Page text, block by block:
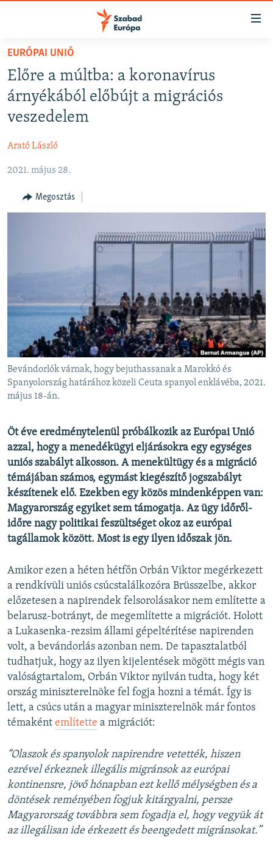
Akadálymentes
Ugrás
fő
oldalra
tartalomjegyzékre
NAPIRENDEN
AKTUÁLIS
PODCASTOK
ELEMZŐ
NER15
SZABADON
VILÁG
KLÍMAVÁLTOZÁS
A MÚLT TANULSÁGAI
KÖVESSEN MINKET!
Valamennyi RFE/RL weboldal
EURÓPAI UNIÓ
Előre a múltba: a koronavírus
árnyékából előbújt a migrációs
veszedelem
Arató László
2021. május 28.
Megosztás
Bevándorlók várnak, hogy bejuthassanak a Marokkó és
Spanyolország határához közeli Ceuta spanyol enklávéba, 2021.
május 18-án.
Öt éve eredménytelenül próbálkozik az Európai Unió
azzal, hogy a menedékügyi eljárásokra egy egységes
uniós szabályt alkosson. A menekültügy és a migráció
témájában számos, egymást kiegészítő jogszabályt
készítenek elő. Ezekben egy közös mindenképpen van:
Magyarország egyiket sem támogatja. Az ügy időről-
időre nagy politikai feszültséget okoz az európai
tagállamok között. Most is egy ilyen időszak jön.
Amikor ezen a héten hétfőn Orbán Viktor megérkezett
a rendkívüli uniós csúcstalálkozóra Brüsszelbe, akkor
előzetesen a napirendek felsorolásakor nem említette a
belarusz-botrányt, de megemlítette a migrációt. Holott
a Lukasenka-rezsim állami gépeltérítése napirenden
volt, a bevándorlás azonban nem. De tapasztalatból
tudhatjuk, hogy az ilyen kijelentések mögött mégis van
valóságtartalom, Orbán Viktor nyilván tudta, hogy két
ország miniszterelnöke fel fogja hozni a témát. Így is
lett, a csúcs után a magyar miniszterelnök már fontos
témaként említette a migrációt:
“Olaszok és spanyolok napirendre vetették, hiszen
ezrével érkeznek illegális migránsok az európai
kontinensre, jövő hónapban ezt kellő mélységben és a
döntések reményében fogjuk kitárgyalni, persze
Magyarország továbbra sem fogadja el, hogy vegyük át
az illegálisan ide érkezett és beengedett migránsokat.”
FELIRATKOZÁS